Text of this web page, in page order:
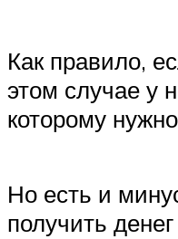
Как правило,
этом случае у
которому
Но есть и
получить